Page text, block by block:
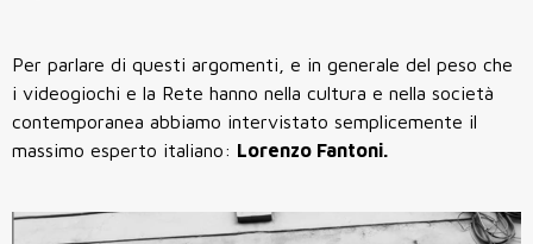
Per parlare di questi argomenti, e in generale del peso che
i videogiochi e la Rete hanno nella cultura e nella società
contemporanea abbiamo intervistato semplicemente il
massimo esperto italiano: Lorenzo Fantoni.